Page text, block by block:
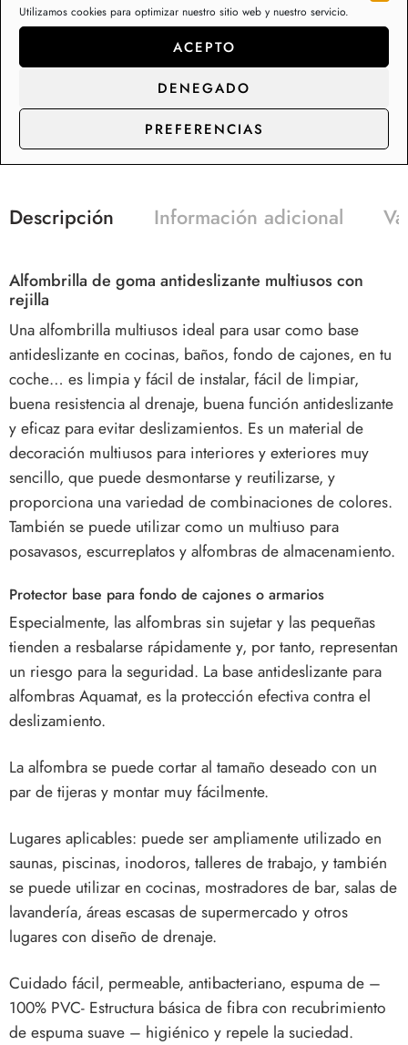
Utilizamos cookies para optimizar nuestro sitio web y nuestro servicio.
ACEPTO
DENEGADO
PREFERENCIAS
Cantidad Descuento
Precio descontado
50%
Descuento para pedidos de rollos completos. Cada rollo
tiene 15 mt (cantidades múltiplo de 15) ⚠️TIENDAS Y
PROFESIONALES: CONTACTEN CON NOSOTROS PARA
TARIFAS ESPECIALES⚠️
Descripción Información adicional
Alfombrilla de goma antideslizante multiusos con
rejilla
Una alfombrilla multiusos ideal para usar como base
antideslizante en cocinas, baños, fondo de cajones, en tu
coche… es limpia y fácil de instalar, fácil de limpiar,
buena resistencia al drenaje, buena función antideslizante
y eficaz para evitar deslizamientos. Es un material de
decoración multiusos para interiores y exteriores muy
sencillo, que puede desmontarse y reutilizarse, y
proporciona una variedad de combinaciones de colores.
También se puede utilizar como un multiuso para
posavasos, escurreplatos y alfombras de almacenamiento.
Protector base para fondo de cajones o armarios
Especialmente, las alfombras sin sujetar y las pequeñas
tienden a resbalarse rápidamente y, por tanto, representan
un riesgo para la seguridad. La base antideslizante para
alfombras Aquamat, es la protección efectiva contra el
deslizamiento.
La alfombra se puede cortar al tamaño deseado con un
par de tijeras y montar muy fácilmente.
Lugares aplicables: puede ser ampliamente utilizado en
saunas, piscinas, inodoros, talleres de trabajo, y también
se puede utilizar en cocinas, mostradores de bar, salas de
lavandería, áreas escasas de supermercado y otros
lugares con diseño de drenaje.
Cuidado fácil, permeable, antibacteriano, espuma de –
100% PVC- Estructura básica de fibra con recubrimiento
de espuma suave – higiénico y repele la suciedad.